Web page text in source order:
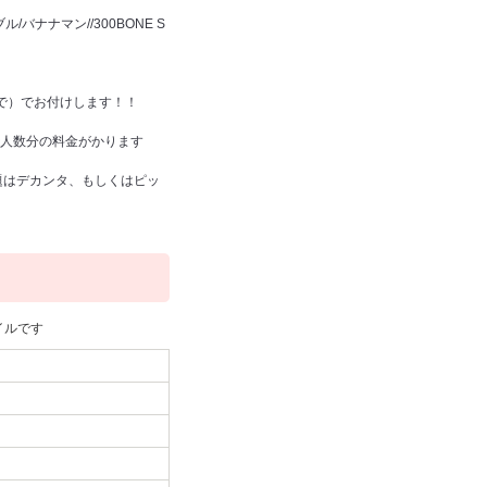
/バナナマン//300BONE S
でお付けします！！
数分の料金がかります
デカンタ、もしくはピッ
ルです